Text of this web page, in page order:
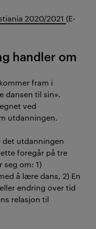
2020/2021 (E-
handler om
fram i
dansen til sin».
ved
utdanningen.
det utdanningen
foregår på tre
seg om: 1)
å lære dans, 2) En
endring over tid
relasjon til